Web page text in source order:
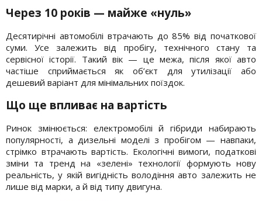
Через 10 років — майже «нуль»
Десятирічні автомобілі втрачають до 85% від початкової
суми. Усе залежить від пробігу, технічного стану та
сервісної історії. Такий вік — це межа, після якої авто
частіше сприймається як об’єкт для утилізації або
дешевий варіант для мінімальних поїздок.
Що ще впливає на вартість
Ринок змінюється: електромобілі й гібриди набирають
популярності, а дизельні моделі з пробігом — навпаки,
стрімко втрачають вартість. Екологічні вимоги, податкові
зміни та тренд на «зелені» технології формують нову
реальність, у якій вигідність володіння авто залежить не
лише від марки, а й від типу двигуна.